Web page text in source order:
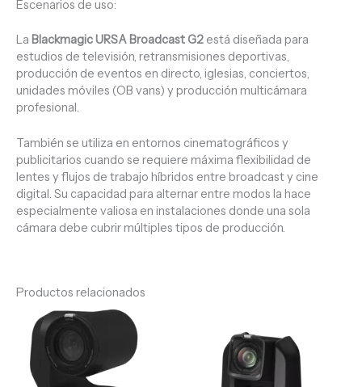
Escenarios de uso:
La Blackmagic URSA Broadcast G2 está diseñada para
estudios de televisión, retransmisiones deportivas,
producción de eventos en directo, iglesias, conciertos,
unidades móviles (OB vans) y producción multicámara
profesional.
También se utiliza en entornos cinematográficos y
publicitarios cuando se requiere máxima flexibilidad de
lentes y flujos de trabajo híbridos entre broadcast y cine
digital. Su capacidad para alternar entre modos la hace
especialmente valiosa en instalaciones donde una sola
cámara debe cubrir múltiples tipos de producción.
Productos relacionados